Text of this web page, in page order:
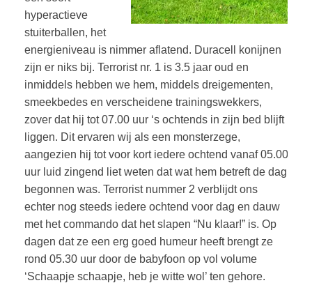
hyperactieve
stuiterballen, het
energieniveau is nimmer aflatend. Duracell konijnen
zijn er niks bij. Terrorist nr. 1 is 3.5 jaar oud en
inmiddels hebben we hem, middels dreigementen,
smeekbedes en verscheidene trainingswekkers,
zover dat hij tot 07.00 uur ‘s ochtends in zijn bed blijft
liggen. Dit ervaren wij als een monsterzege,
aangezien hij tot voor kort iedere ochtend vanaf 05.00
uur luid zingend liet weten dat wat hem betreft de dag
begonnen was. Terrorist nummer 2 verblijdt ons
echter nog steeds iedere ochtend voor dag en dauw
met het commando dat het slapen “Nu klaar!” is. Op
dagen dat ze een erg goed humeur heeft brengt ze
rond 05.30 uur door de babyfoon op vol volume
‘Schaapje schaapje, heb je witte wol’ ten gehore.